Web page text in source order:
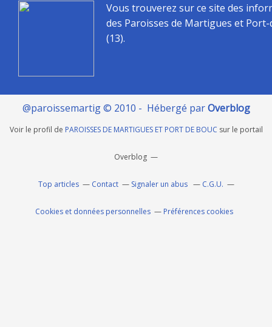
Vous trouverez sur ce site des
des Paroisses de Martigues et
(13).
@paroissemartig © 2010 - Hébergé parOverblog
Voir le profil de PAROISSES DE MARTIGUES ET PORT DE BOUC sur le portail
Overblog
Top articles Contact Signaler un abus C.G.U.
Cookies et données personnelles Préférences cookies